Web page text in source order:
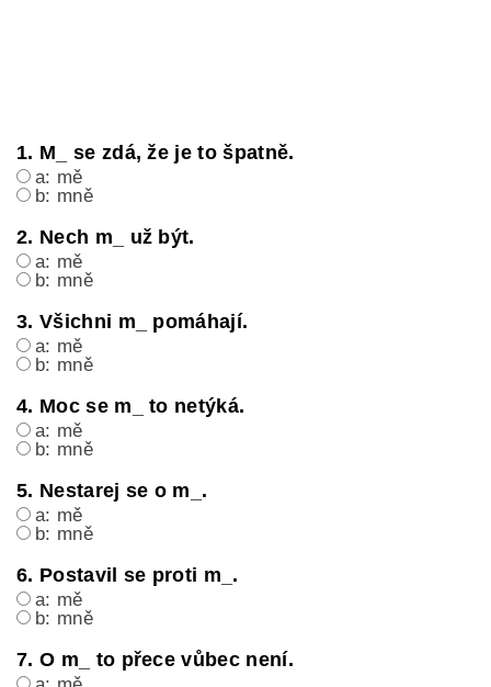
1. M_ se zdá, že je to špatně.
a: mě
b: mně
2. Nech m_ už být.
a: mě
b: mně
3. Všichni m_ pomáhají.
a: mě
b: mně
4. Moc se m_ to netýká.
a: mě
b: mně
5. Nestarej se o m_.
a: mě
b: mně
6. Postavil se proti m_.
a: mě
b: mně
7. O m_ to přece vůbec není.